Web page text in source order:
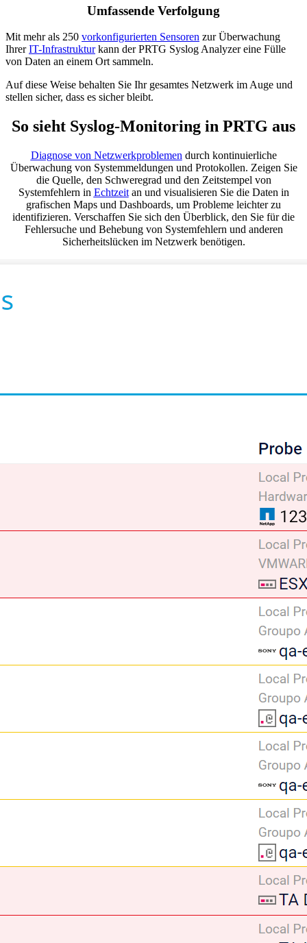
Umfassende Verfolgung
Mit mehr als 250 vorkonfigurierten Sensoren zur Überwachung
IhrerIT-Infrastrukturkann der PRTG Syslog Analyzer eine Fülle
von Daten an einem Ort sammeln.
Auf diese Weise behalten Sie Ihr gesamtes Netzwerk im Auge und
stellen sicher, dass es sicher bleibt.
So sieht Syslog-Monitoring in PRTG aus
Diagnose von Netzwerkproblemen durch kontinuierliche
Überwachung von Systemmeldungen und Protokollen. Zeigen Sie
die Quelle, den Schweregrad und den Zeitstempel von
Systemfehlern in Echtzeitan und visualisieren Sie die Daten in
grafischen Maps und Dashboards, um Probleme leichter zu
identifizieren. Verschaffen Sie sich den Überblick, den Sie für die
Fehlersuche und Behebung von Systemfehlern und anderen
Sicherheitslücken im Netzwerk benötigen.